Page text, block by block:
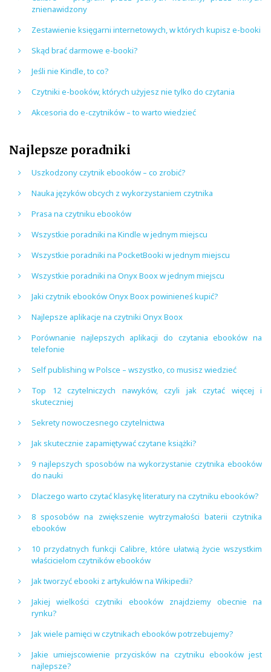
znienawidzony
Zestawienie księgarni internetowych, w których kupisz e-booki
Skąd brać darmowe e-booki?
Jeśli nie Kindle, to co?
Czytniki e-booków, których użyjesz nie tylko do czytania
Akcesoria do e-czytników – to warto wiedzieć
Najlepsze poradniki
Uszkodzony czytnik ebooków – co zrobić?
Nauka języków obcych z wykorzystaniem czytnika
Prasa na czytniku ebooków
Wszystkie poradniki na Kindle w jednym miejscu
Wszystkie poradniki na PocketBooki w jednym miejscu
Wszystkie poradniki na Onyx Boox w jednym miejscu
Jaki czytnik ebooków Onyx Boox powinieneś kupić?
Najlepsze aplikacje na czytniki Onyx Boox
Porównanie najlepszych aplikacji do czytania ebooków na
telefonie
Self publishing w Polsce – wszystko, co musisz wiedzieć
Top 12 czytelniczych nawyków, czyli jak czytać więcej i
skuteczniej
Sekrety nowoczesnego czytelnictwa
Jak skutecznie zapamiętywać czytane książki?
9 najlepszych sposobów na wykorzystanie czytnika ebooków
do nauki
Dlaczego warto czytać klasykę literatury na czytniku ebooków?
8 sposobów na zwiększenie wytrzymałości baterii czytnika
ebooków
10 przydatnych funkcji Calibre, które ułatwią życie wszystkim
właścicielom czytników ebooków
Jak tworzyć ebooki z artykułów na Wikipedii?
Jakiej wielkości czytniki ebooków znajdziemy obecnie na
rynku?
Jak wiele pamięci w czytnikach ebooków potrzebujemy?
Jakie umiejscowienie przycisków na czytniku ebooków jest
najlepsze?